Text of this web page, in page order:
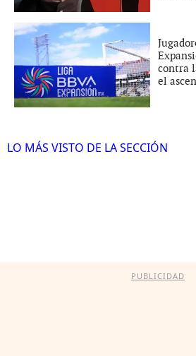
contra
el
LO MÁS VISTO DE LA SECCIÓN
PUBLICIDAD